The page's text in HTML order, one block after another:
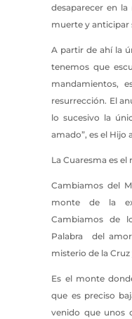
desaparecer en
muerte y anticipar
A partir de ahí la
tenemos que
mandamientos,
resurrección. El
lo sucesivo la
amado”, es el Hijo
La Cuaresma es
Cambiamos del
monte de la
Cambiamos de
Palabra del
misterio de la Cruz
Es el monte
que es preciso
venido que unos